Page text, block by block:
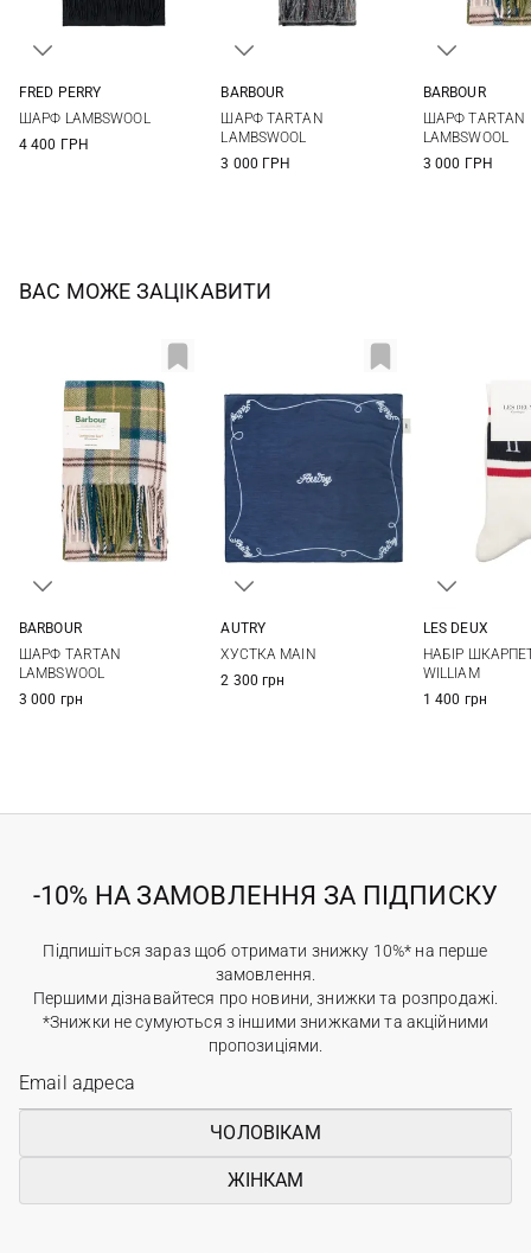
FRED PERRY
ШАРФ LAMBSWOOL
4 400 ГРН
BARBOUR
ШАРФ TARTAN
LAMBSWOOL
3 000 ГРН
BARBOUR
ШАРФ TARTAN
LAMBSWOOL
3 000 ГРН
ВАС МОЖЕ ЗАЦІКАВИТИ
BARBOUR
ШАРФ TARTAN
LAMBSWOOL
3 000 грн
AUTRY
ХУСТКА MAIN
2 300 грн
LES DEUX
НАБІР
WILLIAM
1 400 грн
-10% НА ЗАМОВЛЕННЯ ЗА ПІДПИСКУ
Підпишіться зараз щоб отримати знижку 10%* на перше
замовлення.
Першими дізнавайтеся про новини, знижки та розпродажі.
*Знижки не сумуються з іншими знижками та акційними
пропозиціями.
ЧОЛОВІКАМ
ЖІНКАМ